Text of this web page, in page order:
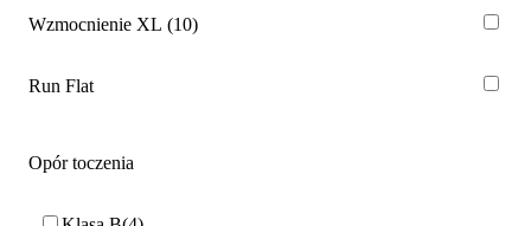
Wzmocnienie XL 10
Run Flat
Opór toczenia